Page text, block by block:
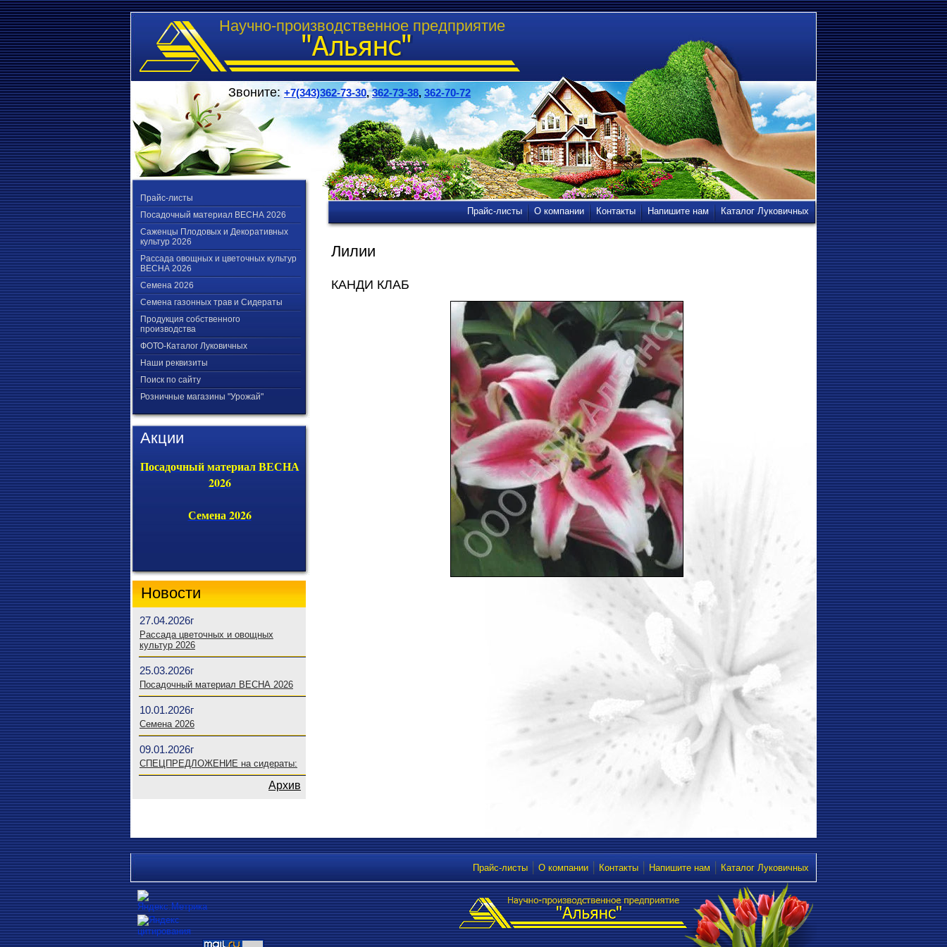
Научно-производственное предприятие
Звоните: +7(343)362-73-30,362-73-38, 362-70-72
Прайс-листы
Посадочный материал ВЕСНА 2026
Саженцы Плодовых и Декоративных
культур 2026
Рассада овощных и цветочных культур
ВЕСНА 2026
Семена 2026
Семена газонных трав и Сидераты
Продукция собственного
производства
ФОТО-Каталог Луковичных
Наши реквизиты
Поиск по сайту
Розничные магазины "Урожай"
Акции
Посадочный материал ВЕСНА
2026
Семена 2026
Новости
27.04.2026г
Рассада цветочных и овощных
культур 2026
25.03.2026г
Посадочный материал ВЕСНА 2026
10.01.2026г
Семена 2026
09.01.2026г
СПЕЦПРЕДЛОЖЕНИЕ на сидераты:
Архив
Прайс-листы О компании Контакты Напишите нам Каталог Луковичных
Лилии
КАНДИ КЛАБ
Прайс-листы О компании Контакты Напишите нам Каталог Луковичных